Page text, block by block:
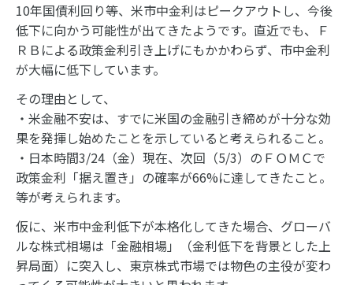
10年国債利回り等、米市中金利はピークアウトし、今後
低下に向かう可能性が出てきたようです。直近でも、Ｆ
ＲＢによる政策金利引き上げにもかかわらず、市中金利
が大幅に低下しています。
その理由として、
・米金融不安は、すでに米国の金融引き締めが十分な効
果を発揮し始めたことを示していると考えられること。
・日本時間3/24（金）現在、次回（5/3）のＦＯＭＣで
政策金利「据え置き」の確率が66%に達してきたこと。
等が考えられます。
仮に、米市中金利低下が本格化してきた場合、グローバ
ルな株式相場は「金融相場」（金利低下を背景とした上
昇局面）に突入し、東京株式市場では物色の主役が変わ